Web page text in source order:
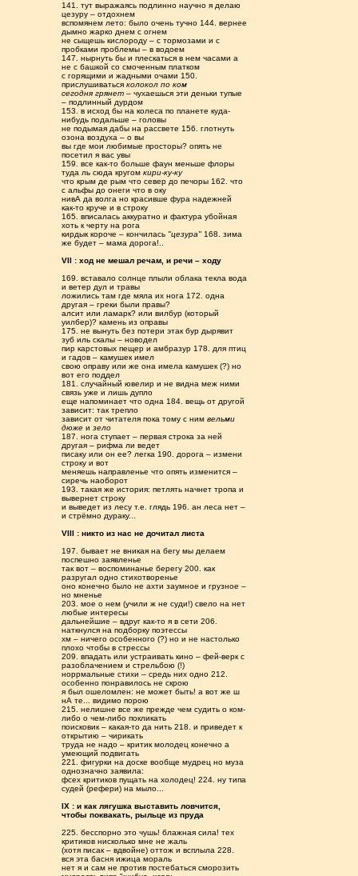
141. тут выражаясь подлинно научно я делаю
цезуру – отдохнем
вспомянем лето: было очень тучно 144. вернее
дымно жарко днем с огнем
не сыщешь кислороду – с тормозами и с
пробками проблемы – в водоем
147. нырнуть бы и плескаться в нем часами а
не с башкой со смоченным платком
с горящими и жадными очами 150.
прислушиватьсяколокол по ком
сегодня грянет – чухаешься эти деньки тупые
– подлинный дурдом
153. в исход бы на колеса по планете куда-
нибудь подальше – головы
не подымая дабы на рассвете 156. глотнуть
озона воздуха – о вы
вы где мои любимые просторы? опять не
посетил я вас увы
159. все как-то больше фаун меньше флоры
туда ль сюда кругомкири-ку-ку
что крым де рым что север до печоры 162. что
с альфы до онеги что в оку
нивА да волга но красивше фура надежней
как-то круче и в строку
165. вписалась аккуратно и фактура убойная
хоть к черту на рога
кирдык короче – кончилась "цезура" 168. зима
же будет – мама дорога!..
VII : ход не мешал речам, и речи – ходу
169. вставало солнце плыли облака текла вода
и ветер дул и травы
ложились там где мяла их нога 172. одна
другая – греки были правы?
алсит или ламарк? или вилбур (который
уилбер)? камень из оправы
175. не вынуть без потери этак бур дырявит
зуб иль скалы – новодел
пир карстовых пещер и амбразур 178. для птиц
и гадов – камушек имел
свою оправу или же она имела камушек (?) но
вот его поддел
181. случайный ювелир и не видна меж ними
связь уже и лишь дупло
еще напоминает что одна 184. вещь от другой
зависит: так трепло
зависит от читателя пока тому с нимвельми
дюже и зело
187. нога ступает – первая строка за ней
другая – рифма ли ведет
писаку или он ее? легка 190. дорога – измени
строку и вот
меняешь направленье что опять изменится –
сиречь наоборот
193. такая же история: петлять начнет тропа и
вывернет строку
и выведет из лесу т.е. глядь 196. ан леса нет –
и стрёмно дураку...
VIII : никто из нас не дочитал листа
197. бывает не вникая на бегу мы делаем
поспешно заявленье
так вот – воспоминанье берегу 200. как
разругал одно стихотворенье
оно конечно было не ахти заумное и грузное –
но мненье
203. мое о нем (учили ж не суди!) свело на нет
любые интересы
дальнейшие – вдруг как-то я в сети 206.
наткнулся на подборку поэтессы
хм – ничего особенного (?) но и не настолько
плохо чтобы в стрессы
209. впадать или устраивать кино – фей-верк с
разоблачением и стрельбою (!)
норрмальные стихи – средь них одно 212.
особенно понравилось не скрою
я был ошеломлен: не может быть! а вот же ш
нА те... видимо порою
215. нелишне все же прежде чем судить о ком-
либо о чем-либо покликать
поисковик – какая-то да нить 218. и приведет к
открытию – чирикать
труда не надо – критик молодец конечно а
умеющий подвигать
221. фигурки на доске вообще мудрец но муза
однозначно заявила:
фсех критиков пущать на холодец! 224. ну типа
судей (рефери) на мыло...
IX : и как лягушка выставить ловчится,
чтобы поквакать, рыльце из пруда
225. бесспорно это чушь! блажная сила! тех
критиков нисколько мне не жаль
(хотя писак – вдвойне) оттож и всплыла 228.
вся эта басня ижица мораль
нет я и сам не против постебаться сморозить